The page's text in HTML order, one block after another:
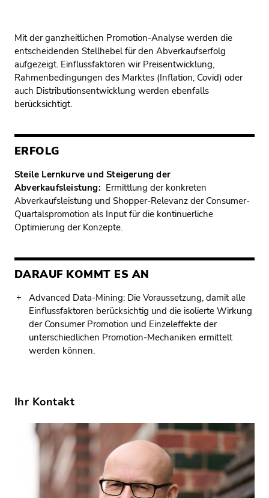
Ihr Kontakt
Mit der ganzheitlichen Promotion-Analyse werden die
entscheidenden Stellhebel für den Abverkaufserfolg
aufgezeigt. Einflussfaktoren wir Preisentwicklung,
Rahmenbedingungen des Marktes (Inflation, Covid) oder
auch Distributionsentwicklung werden ebenfalls
berücksichtigt.
ERFOLG
Steile Lernkurve und Steigerung der
Abverkaufsleistung: Ermittlung der konkreten
Abverkaufsleistung und Shopper-Relevanz der Consumer-
Quartalspromotion als Input für die kontinuerliche
Optimierung der Konzepte.
DARAUF KOMMT ES AN
Advanced Data-Mining: Die Voraussetzung, damit alle
Einflussfaktoren berücksichtig und die isolierte Wirkung
der Consumer Promotion und Einzeleffekte der
unterschiedlichen Promotion-Mechaniken ermittelt
werden können.